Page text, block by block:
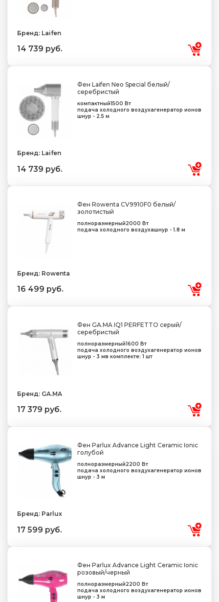
Бренд: Laifen
14 739 руб.
Фен Laifen Neo Special белый/
серебристый
компактный1500 Вт
подача холодного воздухагенератор ионов
шнур - 2.5 м
Бренд: Laifen
14 739 руб.
Фен Rowenta CV9910F0 белый/
золотистый
полноразмерный2000 Вт
подача холодного воздухашнур - 1.8 м
Бренд: Rowenta
16 499 руб.
Фен GA.MA IQ1 PERFETTO серый/
серебристый
полноразмерный1600 Вт
подача холодного воздухагенератор ионов
шнур - 3 мв комплекте: 1 шт
Бренд: GA.MA
17 379 руб.
Фен Parlux Advance Light Ceramic Ionic
голубой
полноразмерный2200 Вт
подача холодного воздухагенератор ионов
шнур - 3 м
Бренд: Parlux
17 599 руб.
Фен Parlux Advance Light Ceramic Ionic
розовый/черный
полноразмерный2200 Вт
подача холодного воздухагенератор ионов
шнур - 3 м